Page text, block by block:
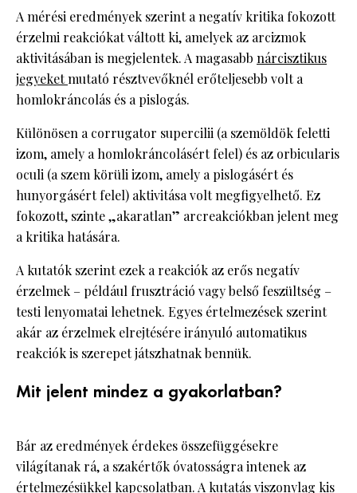
A mérési eredmények szerint a negatív kritika fokozott
érzelmi reakciókat váltott ki, amelyek az arcizmok
aktivitásában is megjelentek. A magasabb nárcisztikus
jegyeketmutató résztvevőknél erőteljesebb volt a
homlokráncolás és a pislogás.
Különösen a corrugator supercilii (a szemöldök feletti
izom, amely a homlokráncolásért felel) és az orbicularis
oculi (a szem körüli izom, amely a pislogásért és
hunyorgásért felel) aktivitása volt megfigyelhető. Ez
fokozott, szinte „akaratlan” arcreakciókban jelent meg
a kritika hatására.
A kutatók szerint ezek a reakciók az erős negatív
érzelmek – például frusztráció vagy belső feszültség –
testi lenyomatai lehetnek. Egyes értelmezések szerint
akár az érzelmek elrejtésére irányuló automatikus
reakciók is szerepet játszhatnak bennük.
Mit jelent mindez a gyakorlatban?
Bár az eredmények érdekes összefüggésekre
világítanak rá, a szakértők óvatosságra intenek az
értelmezésükkel kapcsolatban. A kutatás viszonylag kis